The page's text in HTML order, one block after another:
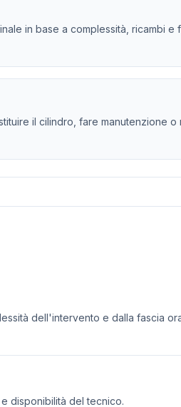
in base a complessità, ricambi e
il cilindro, fare manutenzione o
dell'intervento e dalla fascia
disponibilità del tecnico.